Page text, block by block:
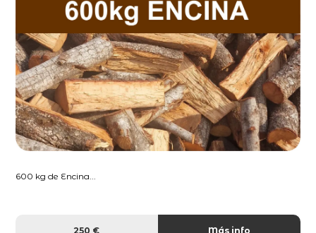
600 kg de Encina...
250 € Más info